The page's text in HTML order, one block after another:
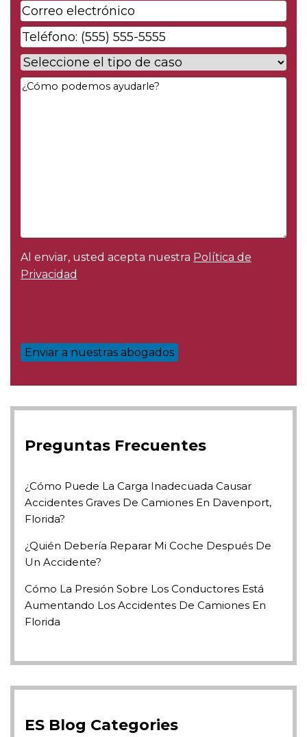
Correo
electrónico*
Phone*
Case
Type*
Your
Al enviar, usted acepta nuestra Política de
Privacidad
Preguntas Frecuentes
¿Cómo Puede La Carga Inadecuada Causar
Accidentes Graves De Camiones En Davenport,
Florida?
¿Quién Debería Reparar Mi Coche Después De
Un Accidente?
Cómo La Presión Sobre Los Conductores Está
Aumentando Los Accidentes De Camiones En
Florida
ES Blog Categories